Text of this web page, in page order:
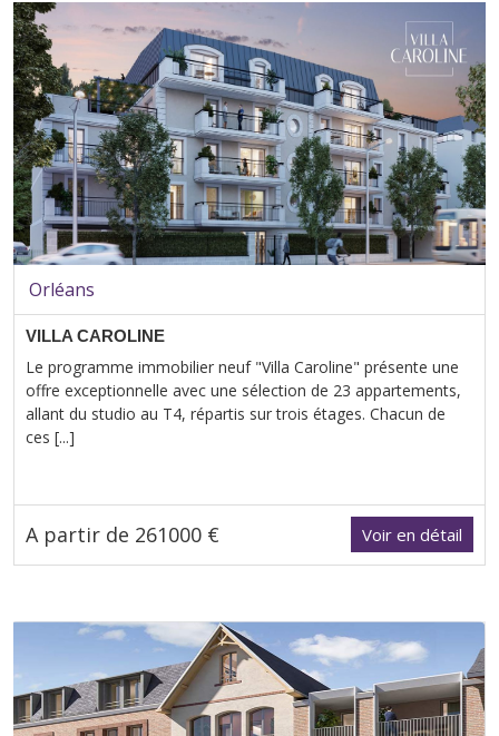
Orléans
VILLA CAROLINE
Le programme immobilier neuf "Villa Caroline" présente une
offre exceptionnelle avec une sélection de 23 appartements,
allant du studio au T4, répartis sur trois étages. Chacun de
ces [...]
A partir de 261000 € Voir en détail